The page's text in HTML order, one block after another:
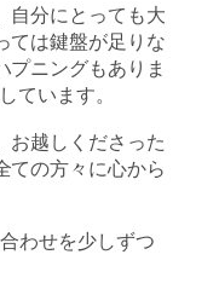
自分にとっても大
ては鍵盤が足りな
プニングもありま
ています。
お越しくださった
ての方々に心から
わせを少しずつ